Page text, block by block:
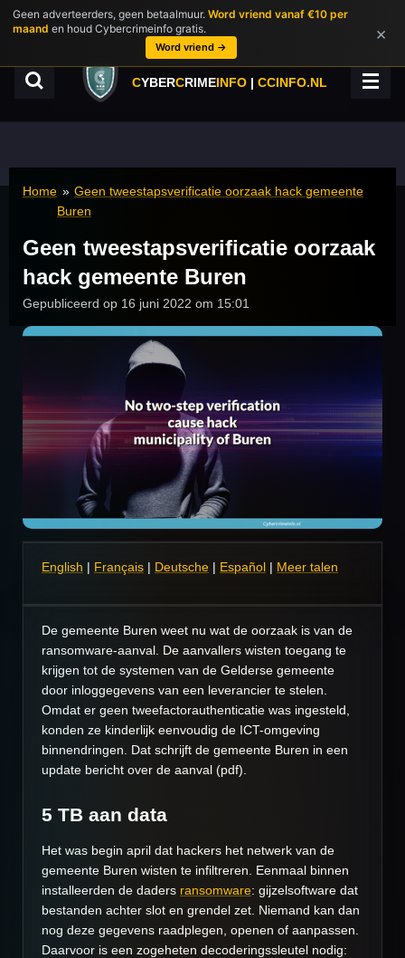
Geen adverteerders, geen betaalmuur. Word vriend vanaf €10 per
maand en houd Cybercrimeinfo gratis.
Word vriend →
×
Ga
direct
hoofdinhoud
CYBERCRIMEINFO | CCINFO.NL
Home » Geen tweestapsverificatie oorzaak hack gemeente
Buren
Geen tweestapsverificatie oorzaak
hack gemeente Buren
Gepubliceerd op 16 juni 2022 om 15:01
English | Français | Deutsche | Español | Meer talen
De gemeente Buren weet nu wat de oorzaak is van de
ransomware-aanval. De aanvallers wisten toegang te
krijgen tot de systemen van de Gelderse gemeente
door inloggegevens van een leverancier te stelen.
Omdat er geen tweefactorauthenticatie was ingesteld,
konden ze kinderlijk eenvoudig de ICT-omgeving
binnendringen. Dat schrijft de gemeente Buren in een
update bericht over de aanval (pdf).
5 TB aan data
Het was begin april dat hackers het netwerk van de
gemeente Buren wisten te infiltreren. Eenmaal binnen
installeerden de daders ransomware: gijzelsoftware dat
bestanden achter slot en grendel zet. Niemand kan dan
nog deze gegevens raadplegen, openen of aanpassen.
Daarvoor is een zogeheten decoderingssleutel nodig: